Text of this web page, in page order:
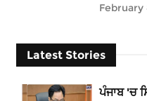
February
Latest Stories
ਪੰਜਾਬ 'ਚ